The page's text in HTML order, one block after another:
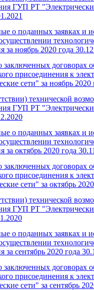
ГУП РТ
о поданных заявках и
за ноябрь 2020 года
договорах
присоединения к
сети" за ноябрь 2020
технической
ГУП РТ
о поданных заявках и
за октябрь 2020 года
договорах
присоединения к
сети" за октябрь
технической
ГУП РТ
о поданных заявках и
за сентябрь 2020 года
договорах
присоединения к
сети" за сентябрь